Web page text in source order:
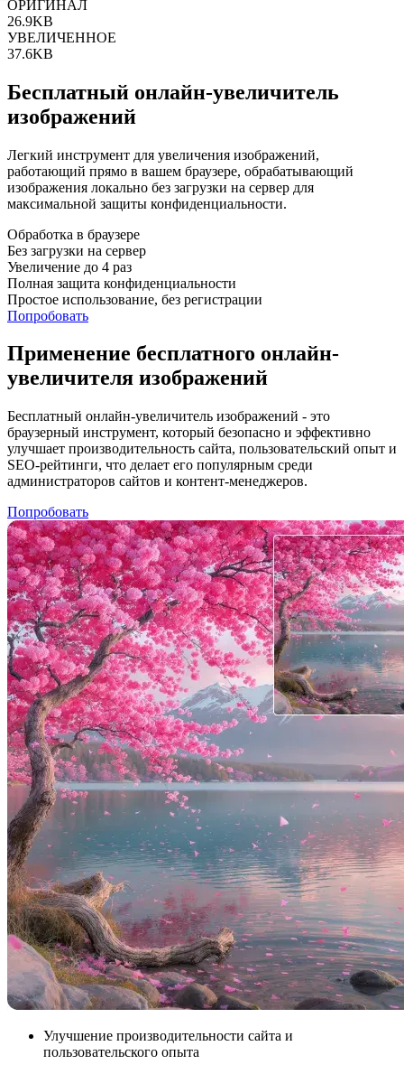
ОРИГИНАЛ
26.9KB
УВЕЛИЧЕННОЕ
37.6KB
Бесплатный онлайн-увеличитель
изображений
Легкий инструмент для увеличения изображений,
работающий прямо в вашем браузере, обрабатывающий
изображения локально без загрузки на сервер для
максимальной защиты конфиденциальности.
Обработка в браузере
Без загрузки на сервер
Увеличение до 4 раз
Полная защита конфиденциальности
Простое использование, без регистрации
Попробовать
Применение бесплатного онлайн-
увеличителя изображений
Бесплатный онлайн-увеличитель изображений - это
браузерный инструмент, который безопасно и эффективно
улучшает производительность сайта, пользовательский опыт и
SEO-рейтинги, что делает его популярным среди
администраторов сайтов и контент-менеджеров.
Попробовать
Улучшение производительности сайта и
пользовательского опыта